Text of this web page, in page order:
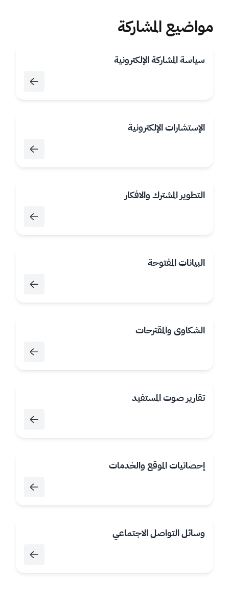
مواضيع المشاركة
سياسة المشاركة الإلكترونية
الإستشارات الإلكترونية
التطوير المشترك والافكار
البيانات المفتوحة
الشكاوى والمقترحات
تقارير صوت المستفيد
إحصائيات الموقع والخدمات
وسائل التواصل الاجتماعي